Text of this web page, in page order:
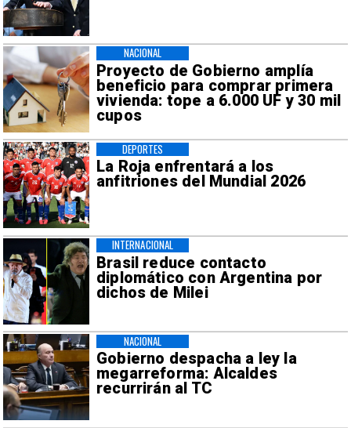
Proyecto de Gobierno amplía
beneficio para comprar primera
vivienda: tope a 6.000 UF y 30 mil
cupos
NACIONAL
La Roja enfrentará a los
anfitriones del Mundial 2026
DEPORTES
Brasil reduce contacto
diplomático con Argentina por
dichos de Milei
INTERNACIONAL
Gobierno despacha a ley la
megarreforma: Alcaldes
recurrirán al TC
NACIONAL